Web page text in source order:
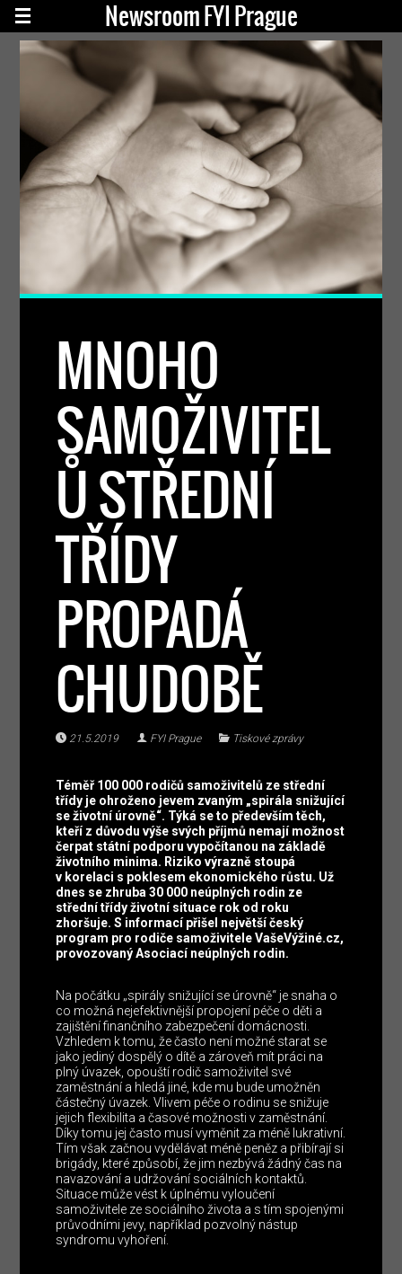
Newsroom FYI Prague
MNOHO
SAMOŽIVITEL
Ů STŘEDNÍ
TŘÍDY
PROPADÁ
CHUDOBĚ
21.5.2019 FYI Prague Tiskové zprávy
Téměř 100 000 rodičů samoživitelů ze střední
třídy je ohroženo jevem zvaným „spirála snižující
se životní úrovně“. Týká se to především těch,
kteří z důvodu výše svých příjmů nemají možnost
čerpat státní podporu vypočítanou na základě
životního minima. Riziko výrazně stoupá
v korelaci s poklesem ekonomického růstu. Už
dnes se zhruba 30 000 neúplných rodin ze
střední třídy životní situace rok od roku
zhoršuje. S informací přišel největší český
program pro rodiče samoživitele VašeVýžiné.cz,
provozovaný Asociací neúplných rodin.
Na počátku „spirály snižující se úrovně“ je snaha o
co možná nejefektivnější propojení péče o děti a
zajištění finančního zabezpečení domácnosti.
Vzhledem k tomu, že často není možné starat se
jako jediný dospělý o dítě a zároveň mít práci na
plný úvazek, opouští rodič samoživitel své
zaměstnání a hledá jiné, kde mu bude umožněn
částečný úvazek. Vlivem péče o rodinu se snižuje
jejich flexibilita a časové možnosti v zaměstnání.
Díky tomu jej často musí vyměnit za méně lukrativní.
Tím však začnou vydělávat méně peněz a přibírají si
brigády, které způsobí, že jim nezbývá žádný čas na
navazování a udržování sociálních kontaktů.
Situace může vést k úplnému vyloučení
samoživitele ze sociálního života a s tím spojenými
průvodními jevy, například pozvolný nástup
syndromu vyhoření.